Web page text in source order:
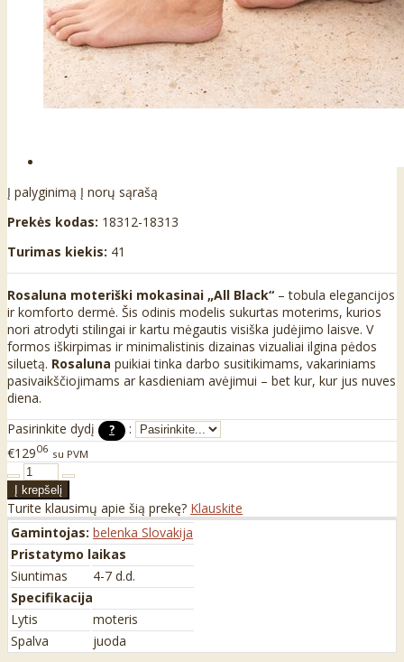
Į palyginimą Į norų sąrašą
Prekės kodas: 18312-18313
Turimas kiekis: 41
Rosaluna moteriški mokasinai „All Black“ – tobula elegancijos
ir komforto dermė. Šis odinis modelis sukurtas moterims, kurios
nori atrodyti stilingai ir kartu mėgautis visiška judėjimo laisve. V
formos iškirpimas ir minimalistinis dizainas vizualiai ilgina pėdos
siluetą. Rosaluna puikiai tinka darbo susitikimams, vakariniams
pasivaikščiojimams ar kasdieniam avėjimui – bet kur, kur jus nuves
diena.
Pasirinkite dydį
?
:
€12906 su PVM
Turite klausimų apie šią prekę? Klauskite
Gamintojas: belenka Slovakija
Pristatymo laikas
Siuntimas
4-7 d.d.
Specifikacija
Lytis
moteris
Spalva
juoda